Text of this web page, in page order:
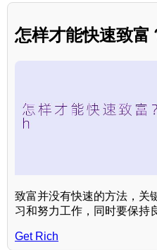
怎样才能快速致富
致富并没有快速的方法，关
习和努力工作，同时要保持
Get Rich